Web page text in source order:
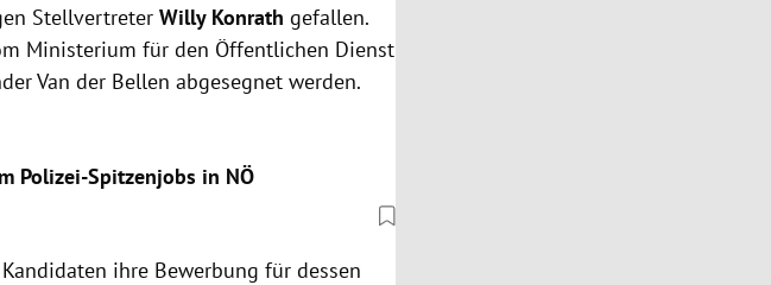
StellvertreterWilly Konrath gefallen.
Ministerium für den Öffentlichen Dienst
Van der Bellen abgesegnet werden.
Polizei-Spitzenjobs in NÖ
ihre Bewerbung für dessen